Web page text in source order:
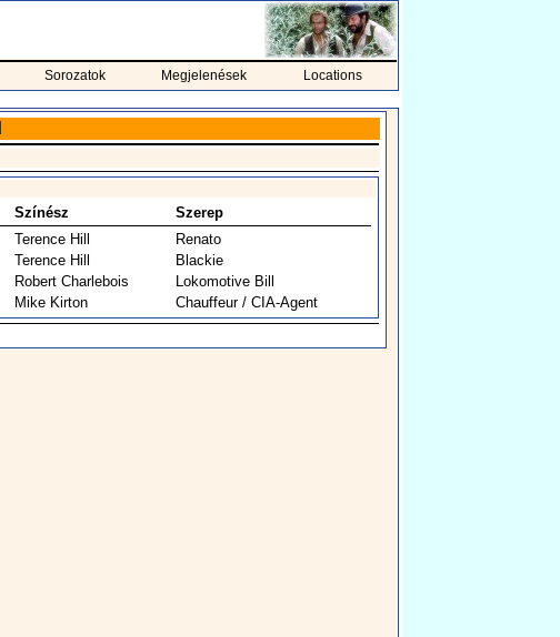
Sorozatok Megjelenések Locations
Színész
Szerep
Terence Hill
Renato
Terence Hill
Blackie
Robert Charlebois
Lokomotive Bill
Mike Kirton Chauffeur / CIA-Agent